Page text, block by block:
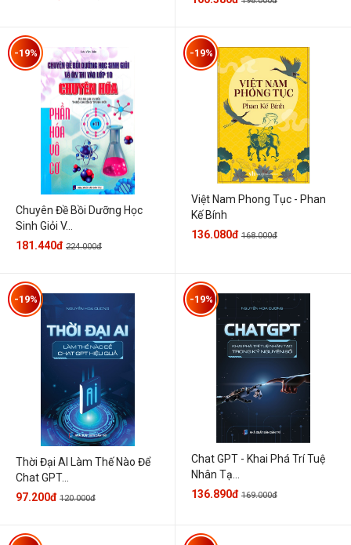
Chuyên Đề Bồi Dưỡng Học
Sinh Giỏi V...
-19%
181.440đ 224.000đ
Việt Nam Phong Tục - Phan
Kế Bính
-19%
136.080đ 168.000đ
Thời Đại AI Làm Thế Nào Để
Chat GPT...
-19%
97.200đ 120.000đ
Chat GPT - Khai Phá Trí Tuệ
Nhân Tạ...
-19%
136.890đ 169.000đ